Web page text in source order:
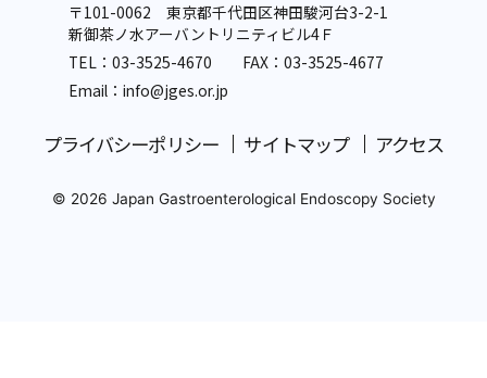
〒101-0062 東京都千代田区神田駿河台3-2-1
新御茶ノ水アーバントリニティビル4Ｆ
TEL：03-3525-4670 FAX：03-3525-4677
Email：info@jges.or.jp
プライバシーポリシー サイトマップ アクセス
© 2026 Japan Gastroenterological Endoscopy Society